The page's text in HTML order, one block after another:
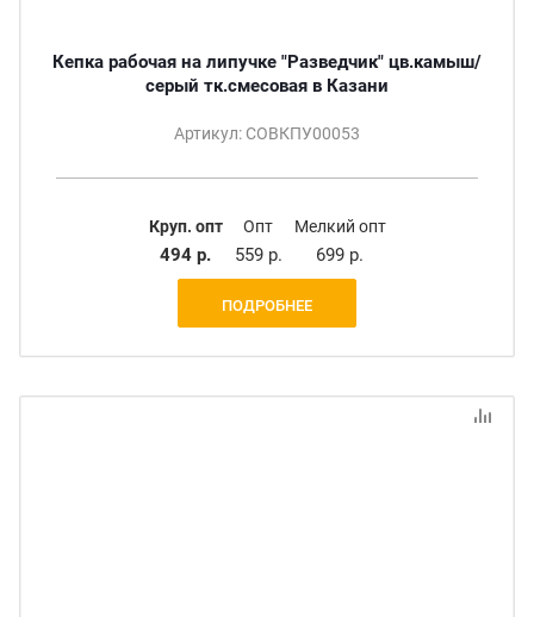
Кепка рабочая на липучке "Разведчик" цв.камыш/
серый тк.смесовая в Казани
Артикул: СОВКПУ00053
Круп. опт
494 р.
Опт
559 р.
Мелкий опт
699 р.
ПОДРОБНЕЕ